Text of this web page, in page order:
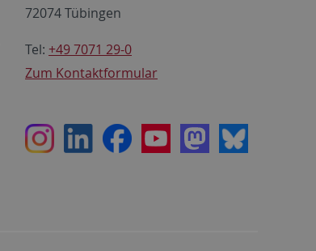
72074 Tübingen
Tel: +49 7071 29-0
Zum Kontaktformular
InstagramLinkedInFacebookYoutubeMastodon
Bluesky